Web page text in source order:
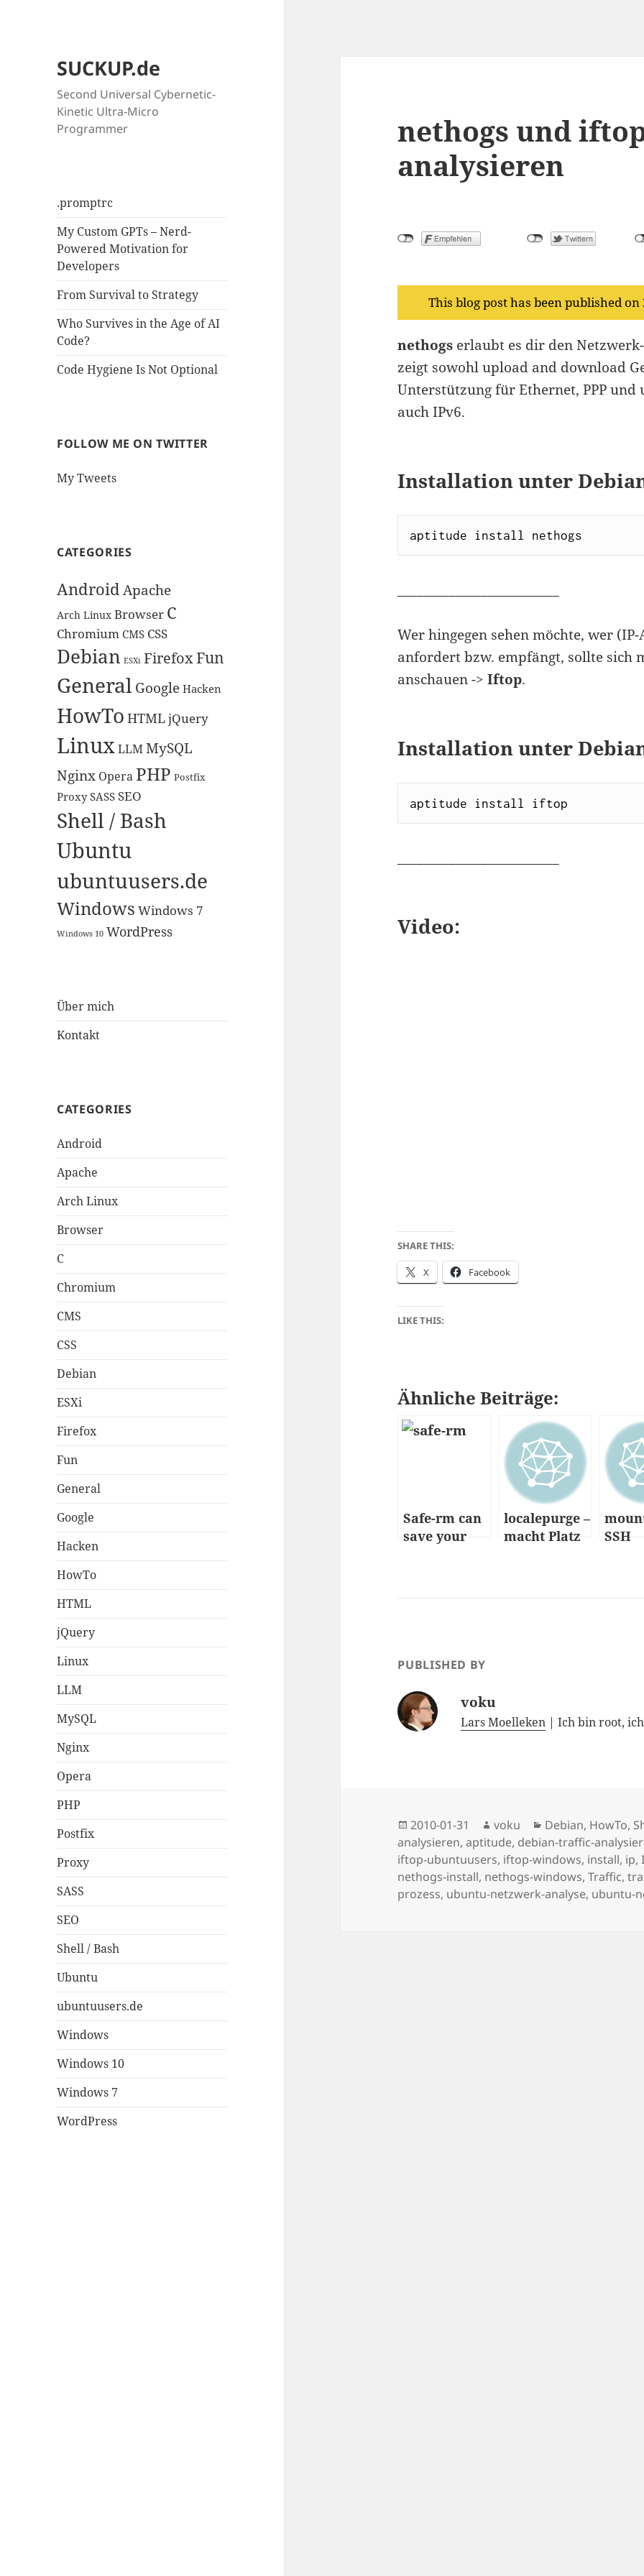
SUCKUP.de
Second Universal Cybernetic-
Kinetic Ultra-Micro
Programmer
.promptrc
My Custom GPTs – Nerd-
Powered Motivation for
Developers
From Survival to Strategy
Who Survives in the Age of AI
Code?
Code Hygiene Is Not Optional
FOLLOW ME ON TWITTER
My Tweets
CATEGORIES
AndroidApache
Arch Linux Browser C
Chromium CMS CSS
Debian ESXi FirefoxFun
GeneralGoogle Hacken
HowTo HTMLjQuery
LinuxLLMMySQL
Nginx Opera PHP Postfix
Proxy SASS SEO
Shell / Bash
Ubuntu
ubuntuusers.de
Windows Windows 7
Windows 10 WordPress
Über mich
Kontakt
CATEGORIES
Android
Apache
Arch Linux
Browser
C
Chromium
CMS
CSS
Debian
ESXi
Firefox
Fun
General
Google
Hacken
HowTo
HTML
jQuery
Linux
LLM
MySQL
Nginx
Opera
PHP
Postfix
Proxy
SASS
SEO
Shell / Bash
Ubuntu
ubuntuusers.de
Windows
Windows 10
Windows 7
WordPress
nethogs und
analysieren
This blog post has been published
nethogs erlaubt es dir den
zeigt sowohl upload and download
Unterstützung für Ethernet, PPP
auch IPv6.
Installation unter
aptitude install nethogs
Wer hingegen sehen möchte, wer
anfordert bzw. empfängt, sollte sich
anschauen ->Iftop.
Installation unter
aptitude install iftop
Video:
SHARE THIS:
X Facebook
LIKE THIS:
Ähnliche Beiträge:
Safe-rm can
save your
localepurge –
macht Platz
SSH
PUBLISHED BY
voku
Lars Moelleken | Ich bin root,
Posted
on
2010-01-31 Author
voku Categories
Debian, HowTo,
analysieren,aptitude, debian-traffic-
iftop-ubuntuusers, iftop-windows, install, ip,
nethogs-install, nethogs-windows,Traffic,
prozess, ubuntu-netzwerk-analyse, ubuntu-